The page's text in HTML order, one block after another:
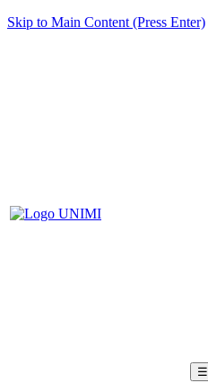
Skip to Main Content (Press Enter)
☰